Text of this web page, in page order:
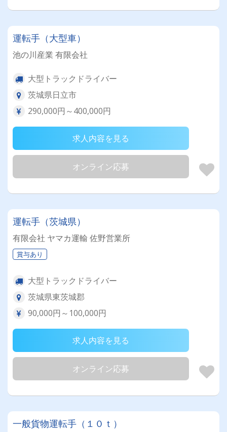
運転手（大型車）
池の川産業 有限会社
大型トラックドライバー
茨城県日立市
290,000円～400,000円
求人内容を見る
オンライン応募
運転手（茨城県）
有限会社 ヤマカ運輸 佐野営業所
賞与あり
大型トラックドライバー
茨城県東茨城郡
90,000円～100,000円
求人内容を見る
オンライン応募
一般貨物運転手（１０ｔ）